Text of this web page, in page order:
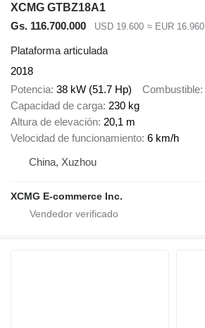
XCMG GTBZ18A1
Gs. 116.700.000
USD 19.600 ≈ EUR 16.960
Plataforma articulada
2018
Potencia 38 kW (51.7 Hp) Combustible
Capacidad de carga 230 kg
Altura de elevación 20,1 m
Velocidad de funcionamiento 6 km/h
China, Xuzhou
XCMG E-commerce Inc.